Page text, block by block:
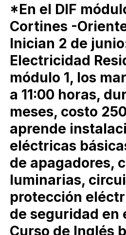
*En el DIF
Cortines -
Inician 2 de
Electricidad
módulo 1, los
a 11:00 horas,
meses, costo
aprende
eléctricas
de apagadores,
luminarias,
protección
de seguridad en
Curso de Inglés